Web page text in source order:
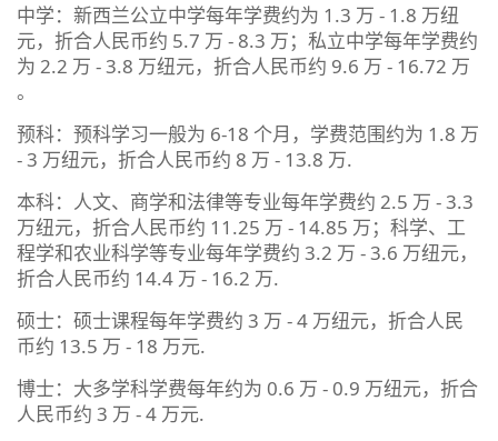
中学：新西兰公立中学每年学费约为 1.3 万 - 1.8 万纽
元，折合人民币约 5.7 万 - 8.3 万；私立中学每年学费约
为 2.2 万 - 3.8 万纽元，折合人民币约 9.6 万 - 16.72 万
。
预科：预科学习一般为 6-18 个月，学费范围约为 1.8 万
- 3 万纽元，折合人民币约 8 万 - 13.8 万.
本科：人文、商学和法律等专业每年学费约 2.5 万 - 3.3
万纽元，折合人民币约 11.25 万 - 14.85 万；科学、工
程学和农业科学等专业每年学费约 3.2 万 - 3.6 万纽元，
折合人民币约 14.4 万 - 16.2 万.
硕士：硕士课程每年学费约 3 万 - 4 万纽元，折合人民
币约 13.5 万 - 18 万元.
博士：大多学科学费每年约为 0.6 万 - 0.9 万纽元，折合
人民币约 3 万 - 4 万元.